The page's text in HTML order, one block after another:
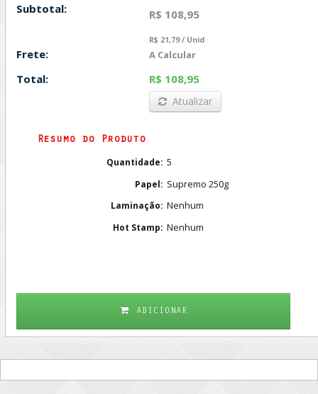
Subtotal: R$ 108,95
R$ 21,79 / Unid
Frete: A Calcular
Total: R$ 108,95
Atualizar
Resumo do Produto
Quantidade: 5
Papel: Supremo 250g
Laminação: Nenhum
Hot Stamp: Nenhum
ADICIONAR